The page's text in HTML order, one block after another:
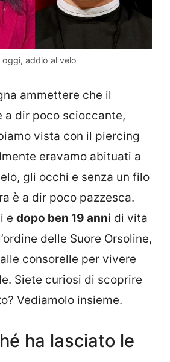
oggi, addio al velo
ammettere che il
a dir poco scioccante,
vista con il piercing
eravamo abituati a
gli occhi e senza un filo
è a dir poco pazzesca.
e dopo ben 19 anni di vita
delle Suore Orsoline,
consorelle per vivere
Siete curiosi di scoprire
Vediamolo insieme.
ha lasciato le